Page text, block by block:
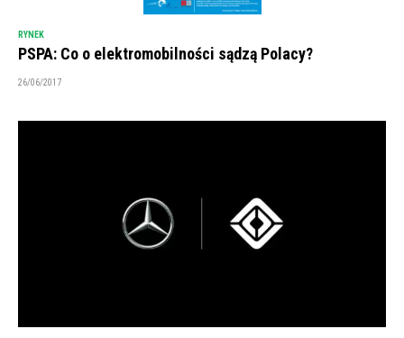
RYNEK
PSPA: Co o elektromobilności sądzą Polacy?
26/06/2017